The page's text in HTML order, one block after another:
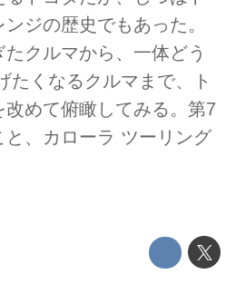
ジの歴史でもあった。
クルマから、一体どう
たくなるクルマまで、ト
改めて俯瞰してみる。第7
と、カローラ ツーリング